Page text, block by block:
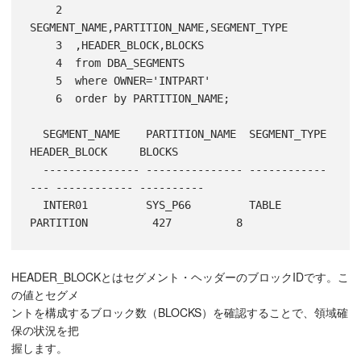
SEGMENT_NAME,PARTITION_NAME,SEGMENT_TYPE
HEADER_BLOCK     BLOCKS
--- ------------ ----------
PARTITION          427          8
HEADER_BLOCKとはセグメント・ヘッダーのブロックIDです。こ
の値とセグメ
ントを構成するブロック数（BLOCKS）を確認することで、領域確
保の状況を把
握します。